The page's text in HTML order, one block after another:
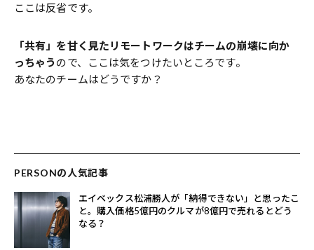
ここは反省です。
「共有」を甘く見たリモートワークはチームの崩壊に向か
っちゃう ので、ここは気をつけたいところです。
あなたのチームはどうですか？
PERSONの人気記事
エイベックス松浦勝人が「納得できない」と思ったこ
と。購入価格5億円のクルマが8億円で売れるとどう
なる？